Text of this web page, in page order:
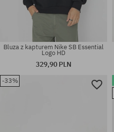
38; 38.5; 40; 40.5; 41; 42; 42.5;
43; 44; 44.5; 45; 46; 47.5; 48.5;
Bluza z kapturem Nike SB Essential
Logo HD
329,90 PLN
-33%